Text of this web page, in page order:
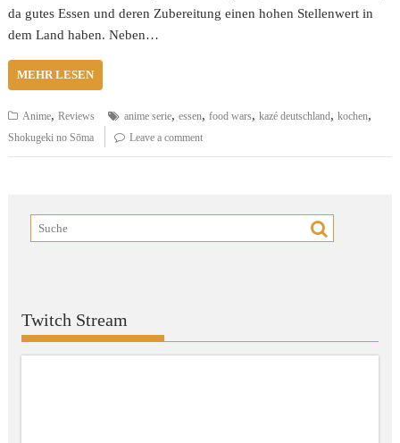
da gutes Essen und deren Zubereitung einen hohen Stellenwert in
dem Land haben. Neben…
MEHR LESEN
Anime,Reviews anime serie,essen,food wars,kazé deutschland,kochen,
Shokugeki no Sōma Leave a comment
Twitch Stream